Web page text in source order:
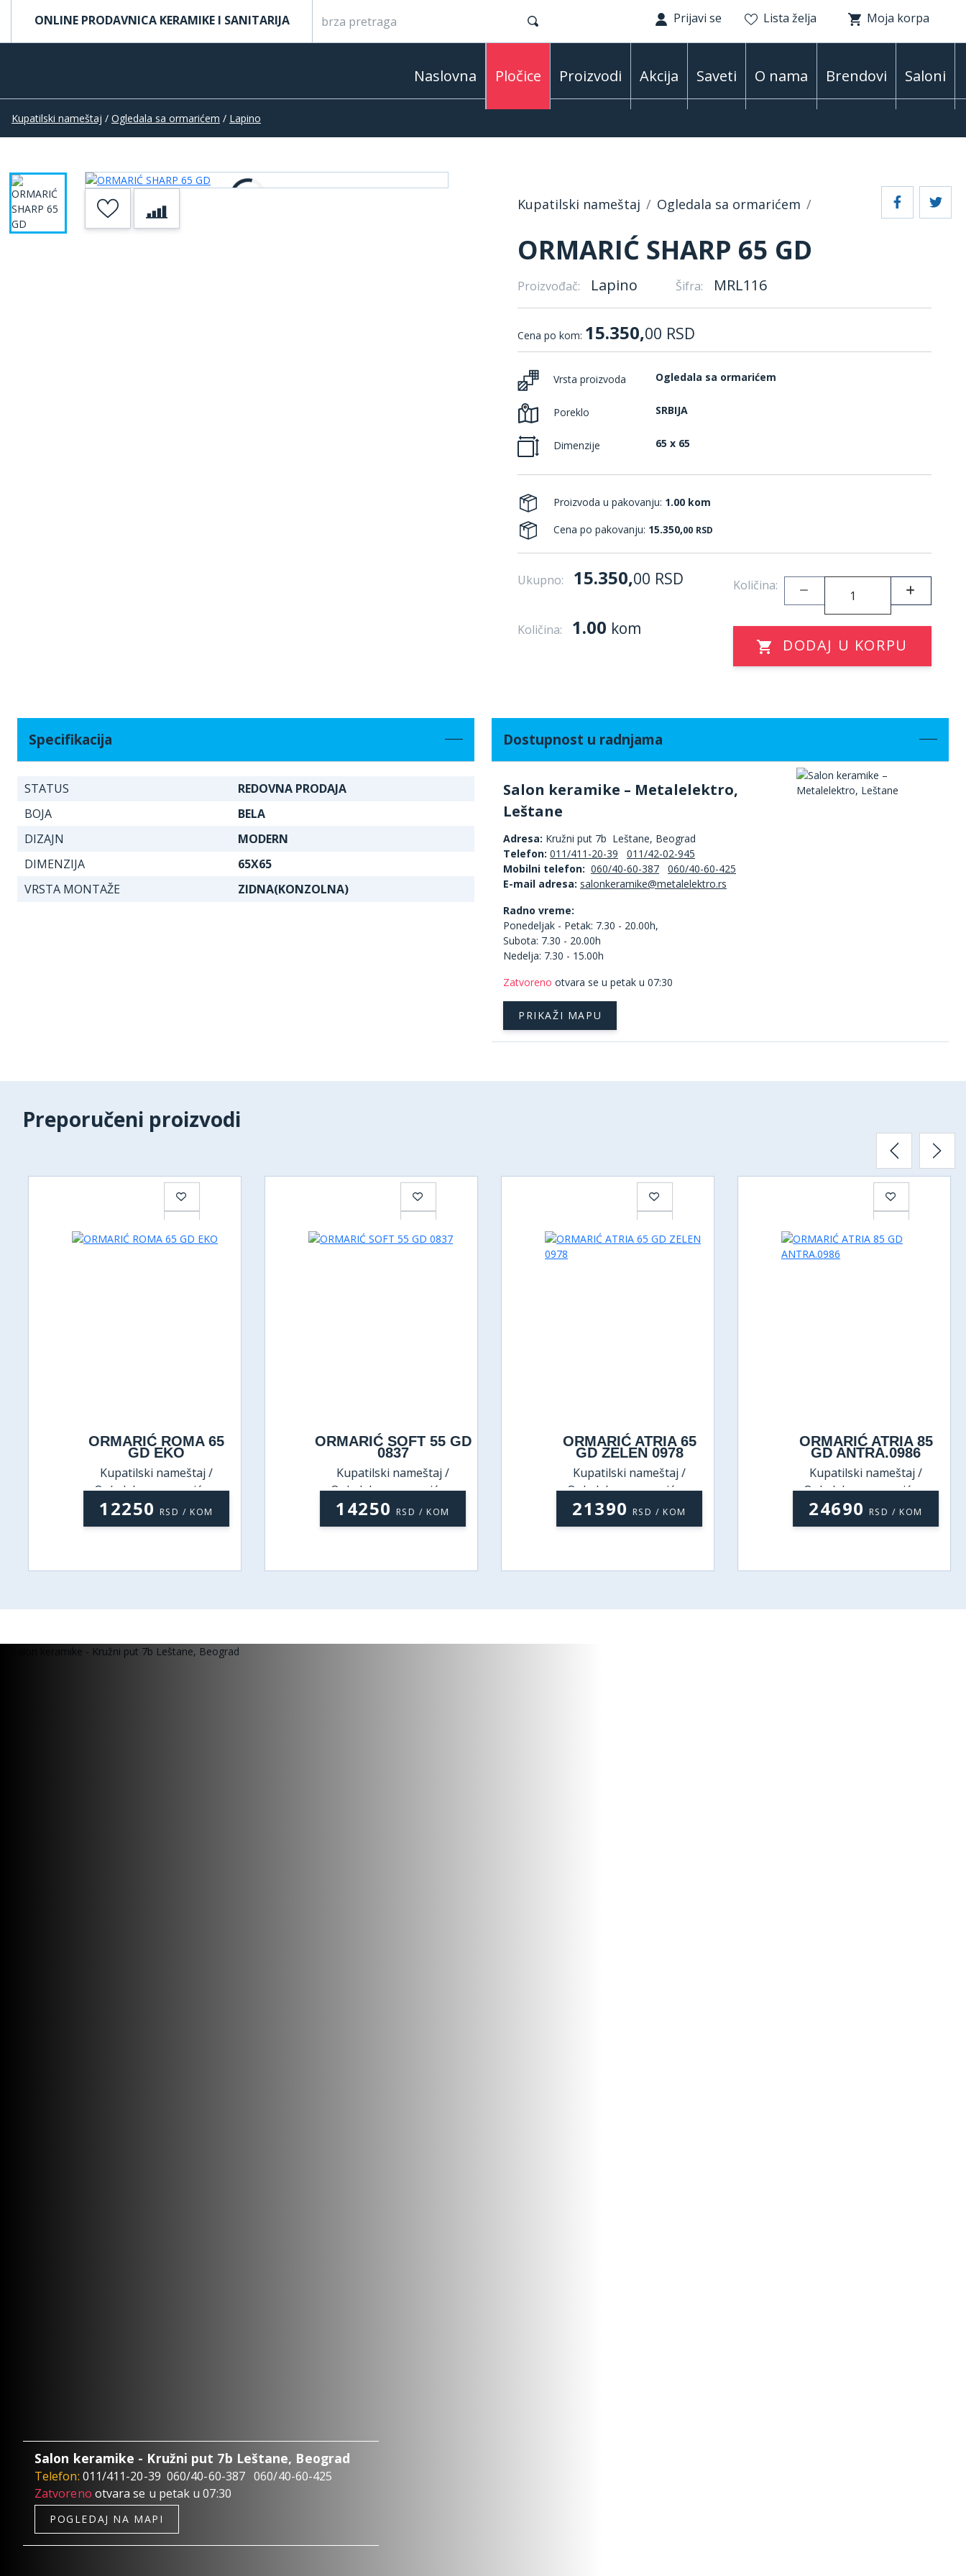
ONLINE PRODAVNICA KERAMIKE I SANITARIJA Prijavi se Lista želja Moja korpa
Naslovna Pločice Proizvodi Akcija Saveti O nama Brendovi Saloni
Kupatilski nameštaj / Ogledala sa ormarićem / Lapino
Kupatilski nameštaj Ogledala sa ormarićem
ORMARIĆ SHARP 65 GD
Proizvođač: Lapino Šifra: MRL116
Cena po kom: 15.350,00 RSD
Vrsta proizvoda Ogledala sa ormarićem
Poreklo SRBIJA
Dimenzije 65 x 65
Proizvoda u pakovanju: 1.00 kom
Cena po pakovanju: 15.350,00 RSD
Ukupno: 15.350,00 RSD Količina:
Količina: 1.00 kom
DODAJ U KORPU
Specifikacija
STATUS
REDOVNA PRODAJA
BOJA
BELA
DIZAJN
MODERN
DIMENZIJA
65X65
VRSTA MONTAŽE
ZIDNA(KONZOLNA)
Dostupnost u radnjama
Salon keramike – Metalelektro,
Leštane
Adresa: Kružni put 7b Leštane, Beograd
Telefon: 011/411-20-39
011/42-02-945
Mobilni telefon: 060/40-60-387
060/40-60-425
E-mail adresa:
Radno vreme:
Ponedeljak - Petak: 7.30 - 20.00h,
Subota: 7.30 - 20.00h
Nedelja: 7.30 - 15.00h
Zatvoreno otvara se u petak u 07:30
PRIKAŽI MAPU
Preporučeni proizvodi
ORMARIĆ ROMA 65
GD EKO
Kupatilski nameštaj /
Ogledala sa ormarićem
12250 RSD / KOM
ORMARIĆ SOFT 55 GD
0837
Kupatilski nameštaj /
Ogledala sa ormarićem
14250 RSD / KOM
ORMARIĆ ATRIA 65
GD ZELEN 0978
Kupatilski nameštaj /
Ogledala sa ormarićem
21390 RSD / KOM
ORMARIĆ ATRIA 85
GD ANTRA.0986
Kupatilski nameštaj /
Ogledala sa ormarićem
24690 RSD / KOM
Salon keramike - Kružni put 7b Leštane, Beograd
Telefon: 011/411-20-39 060/40-60-387 060/40-60-425
Zatvoreno otvara se u petak u 07:30
POGLEDAJ NA MAPI